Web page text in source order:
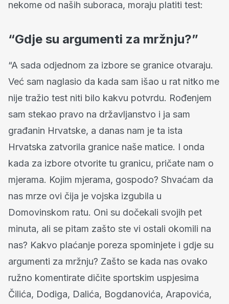
nekome od naših suboraca, moraju platiti test:
“Gdje su argumenti za mržnju?”
“A sada odjednom za izbore se granice otvaraju.
Već sam naglasio da kada sam išao u rat nitko me
nije tražio test niti bilo kakvu potvrdu. Rođenjem
sam stekao pravo na državljanstvo i ja sam
građanin Hrvatske, a danas nam je ta ista
Hrvatska zatvorila granice naše matice. I onda
kada za izbore otvorite tu granicu, pričate nam o
mjerama. Kojim mjerama, gospodo? Shvaćam da
nas mrze ovi čija je vojska izgubila u
Domovinskom ratu. Oni su dočekali svojih pet
minuta, ali se pitam zašto ste vi ostali okomili na
nas? Kakvo plaćanje poreza spominjete i gdje su
argumenti za mržnju? Zašto se kada nas ovako
ružno komentirate dičite sportskim uspjesima
Čilića, Dodiga, Dalića, Bogdanovića, Arapovića,